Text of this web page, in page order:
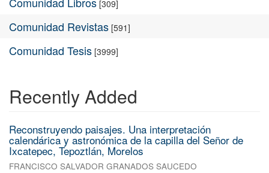
[309]
Comunidad Revistas [591]
Comunidad Tesis [3999]
Recently Added
Reconstruyendo paisajes. Una interpretación
calendárica y astronómica de la capilla del Señor de
Ixcatepec, Tepoztlán, Morelos
FRANCISCO SALVADOR GRANADOS SAUCEDO